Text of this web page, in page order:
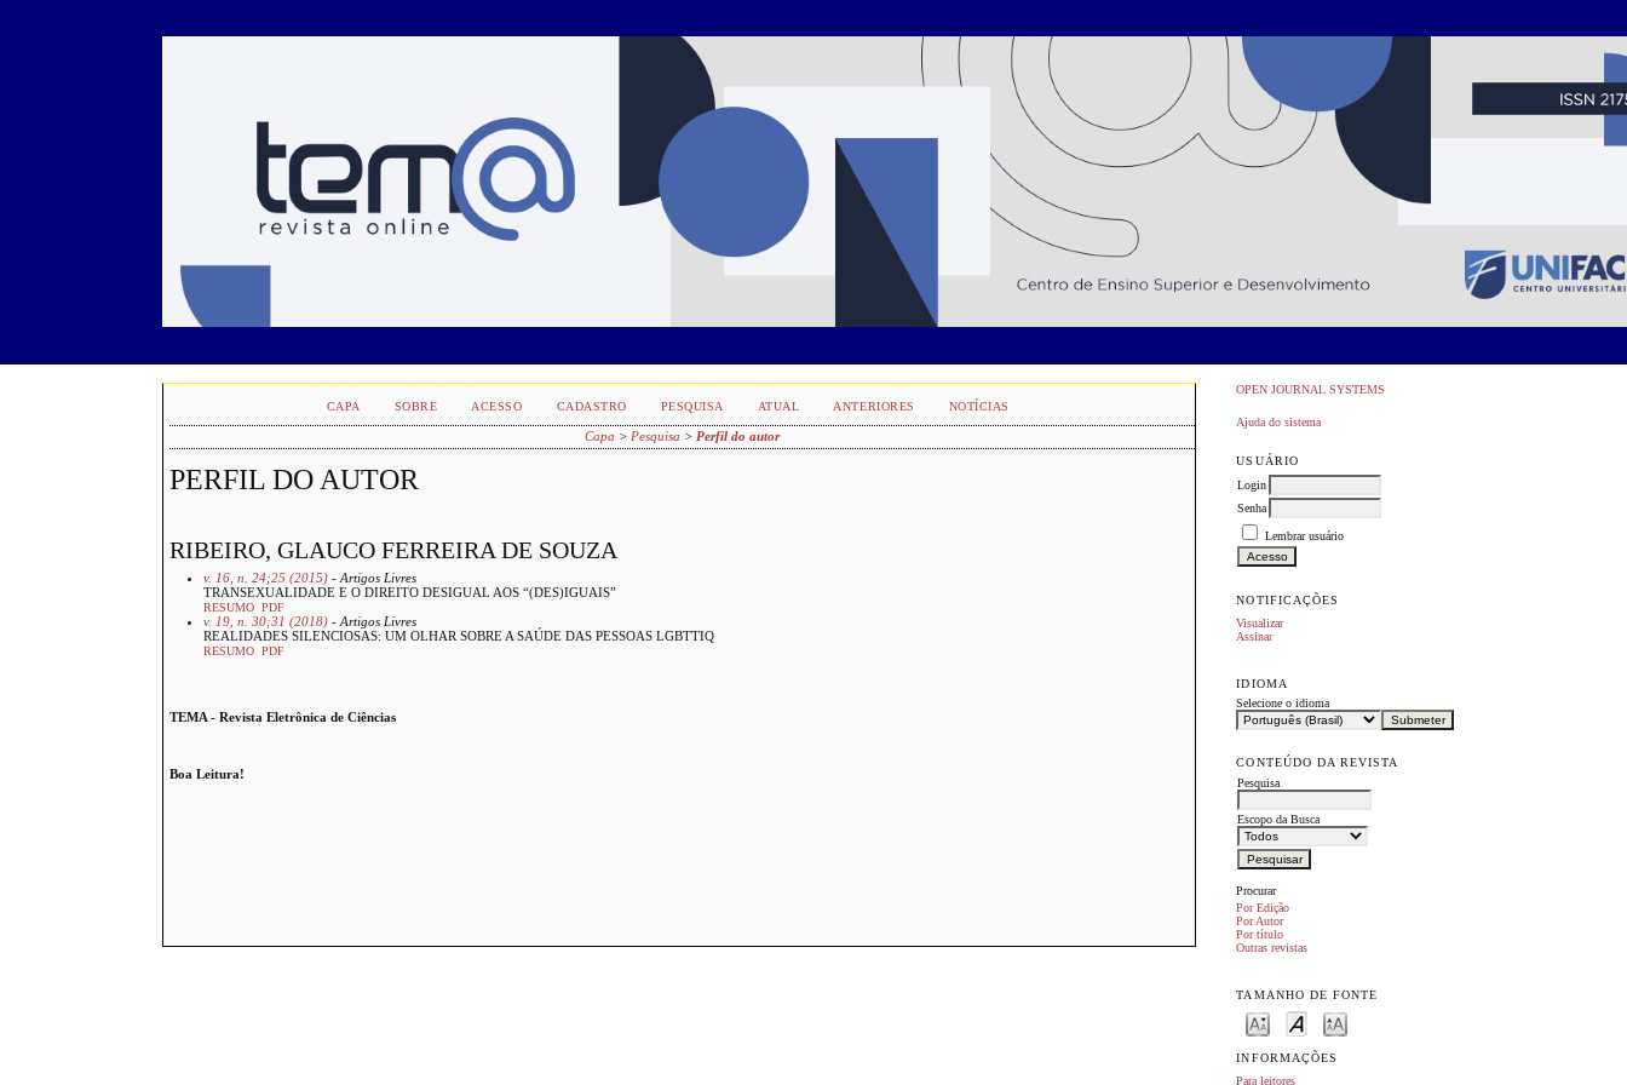
OPEN JOURNAL SYSTEMS
Ajuda do sistema
USUÁRIO
Login
Senha
Lembrar usuário
NOTIFICAÇÕES
Visualizar
Assinar
IDIOMA
Selecione o idioma
CONTEÚDO DA REVISTA
Pesquisa
Escopo da Busca
Procurar
Por Edição
Por Autor
Por título
Outras revistas
TAMANHO DE FONTE
INFORMAÇÕES
Para leitores
CAPA SOBRE ACESSO CADASTRO PESQUISA ATUAL ANTERIORES NOTÍCIAS
Capa > Pesquisa > Perfil do autor
PERFIL DO AUTOR
RIBEIRO, GLAUCO FERREIRA DE SOUZA
v. 16, n. 24;25 (2015) - Artigos Livres
TRANSEXUALIDADE E O DIREITO DESIGUAL AOS “(DES)IGUAIS”
RESUMO PDF
v. 19, n. 30;31 (2018) - Artigos Livres
REALIDADES SILENCIOSAS: UM OLHAR SOBRE A SAÚDE DAS PESSOAS LGBTTIQ
RESUMO PDF
TEMA - Revista Eletrônica de Ciências
Boa Leitura!